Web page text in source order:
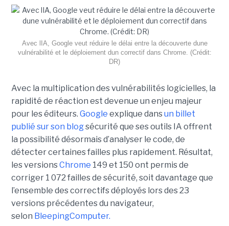
Avec lIA, Google veut réduire le délai entre la découverte dune
vulnérabilité et le déploiement dun correctif dans Chrome. (Crédit:
DR)
Avec la multiplication des vulnérabilités logicielles, la
rapidité de réaction est devenue un enjeu majeur
pour les éditeurs. Google explique dansun billet
publié sur son blogsécurité que ses outils IA offrent
la possibilité désormais d’analyser le code, de
détecter certaines failles plus rapidement. Résultat,
les versionsChrome 149 et 150 ont permis de
corriger 1 072 failles de sécurité, soit davantage que
l’ensemble des correctifs déployés lors des 23
versions précédentes du navigateur,
selon BleepingComputer.